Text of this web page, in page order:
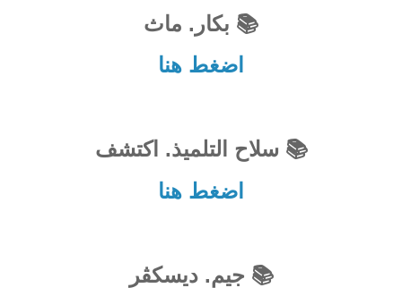
📚 بكار. ماث
اضغط هنا
📚 سلاح التلميذ. اكتشف
اضغط هنا
📚 جيم. ديسكڤر